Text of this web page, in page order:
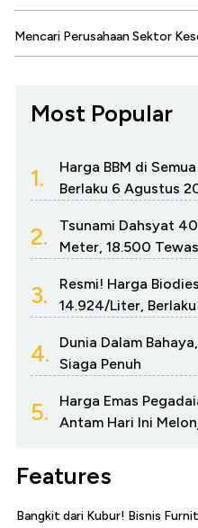
Mencari Perusahaan Sektor
Most Popular
1.
Harga BBM di
Berlaku 6 Agustus
2.
Tsunami Dahsyat
Meter, 18.500
3.
Resmi! Harga
14.924/Liter,
4.
Dunia Dalam
Siaga Penuh
5.
Harga Emas
Antam Hari Ini
Features
Bangkit dari Kubur! Bisnis